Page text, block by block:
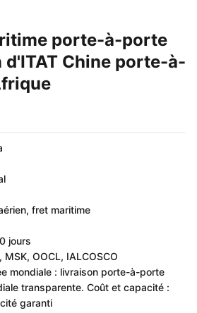
porte-à-porte
d'ITAT Chine porte-à-
fret maritime
jours
MSK, OOCL, IALCOSCO
mondiale : livraison porte-à-porte
transparente. Coût et capacité :
garanti